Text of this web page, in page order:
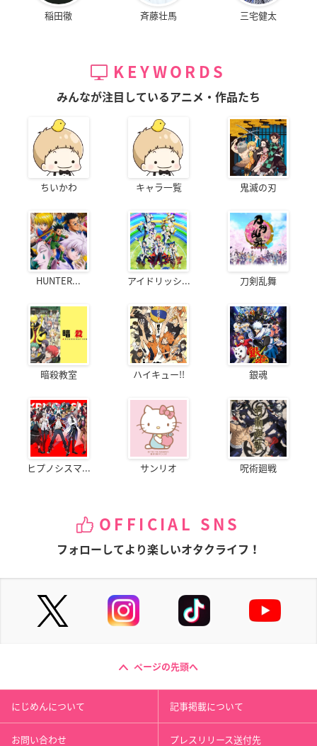
稲田徹 斉藤壮馬 三宅健太
KEYWORDS
みんなが注目しているアニメ・作品たち
ちいかわ キャラ一覧 鬼滅の刃
HUNTER... アイドリッシ... 刀剣乱舞
暗殺教室 ハイキュー!! 銀魂
ヒプノシスマ... サンリオ 呪術廻戦
OFFICIAL SNS
フォローしてより楽しいオタクライフ！
ページの先頭へ
にじめんについて 記事掲載について
お問い合わせ プレスリリース送付先